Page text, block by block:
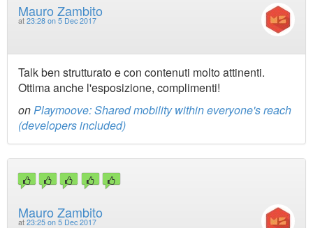
Mauro Zambito
at 23:28 on 5 Dec 2017
Talk ben strutturato e con contenuti molto attinenti.
Ottima anche l'esposizione, complimenti!
onPlaymoove: Shared mobility within everyone's reach
(developers included)
Mauro Zambito
at 23:25 on 5 Dec 2017